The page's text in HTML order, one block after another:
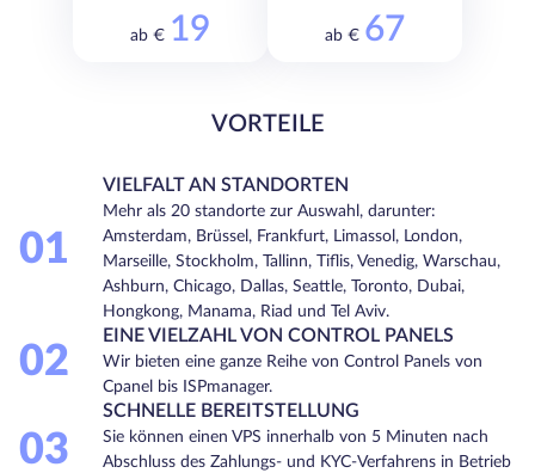
ab € 19 ab € 67
VORTEILE
01
VIELFALT AN STANDORTEN
Mehr als 20 standorte zur Auswahl, darunter:
Amsterdam, Brüssel, Frankfurt, Limassol, London,
Marseille, Stockholm, Tallinn, Tiflis, Venedig, Warschau,
Ashburn, Chicago, Dallas, Seattle, Toronto, Dubai,
Hongkong, Manama, Riad und Tel Aviv.
02
EINE VIELZAHL VON CONTROL PANELS
Wir bieten eine ganze Reihe von Control Panels von
Cpanel bis ISPmanager.
03
SCHNELLE BEREITSTELLUNG
Sie können einen VPS innerhalb von 5 Minuten nach
Abschluss des Zahlungs- und KYC-Verfahrens in Betrieb